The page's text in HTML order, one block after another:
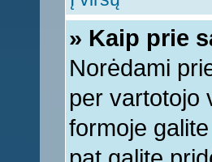
» Kaip prie
Norėdami
per vartotojo
formoje